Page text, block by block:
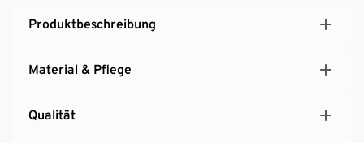
Produktbeschreibung
Material & Pflege
Qualität